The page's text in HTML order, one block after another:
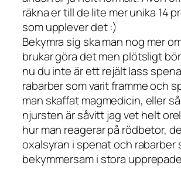
räkna er till de lite mer unika 14
som upplever det :)
Bekymra sig ska man nog mer
brukar göra det men plötsligt
nu du inte är ett rejält lass
rabarber som varit framme och
man skaffat magmedicin, eller
njursten är såvitt jag vet helt
hur man reagerar på rödbetor,
oxalsyran i spenat och rabarber
bekymmersam i stora